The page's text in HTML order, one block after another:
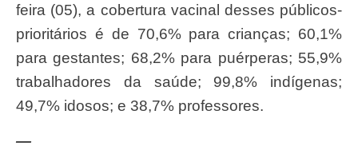
feira (05), a cobertura vacinal desses públicos-
prioritários é de 70,6% para crianças; 60,1%
para gestantes; 68,2% para puérperas; 55,9%
trabalhadores da saúde; 99,8% indígenas;
49,7% idosos; e 38,7% professores.
—